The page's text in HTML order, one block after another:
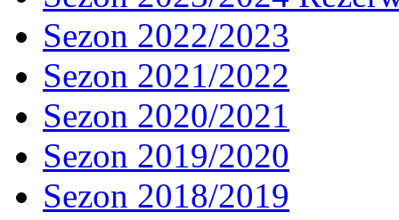
Sezon 2022/2023
Sezon 2021/2022
Sezon 2020/2021
Sezon 2019/2020
Sezon 2018/2019